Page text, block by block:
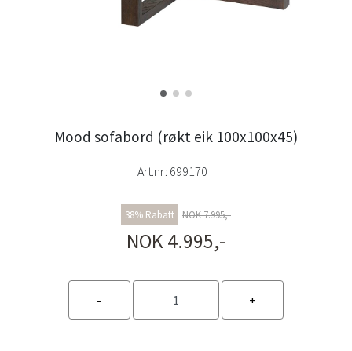
Mood sofabord (røkt eik 100x100x45)
Art.nr: 699170
38% Rabatt NOK 7.995,-
NOK 4.995,-